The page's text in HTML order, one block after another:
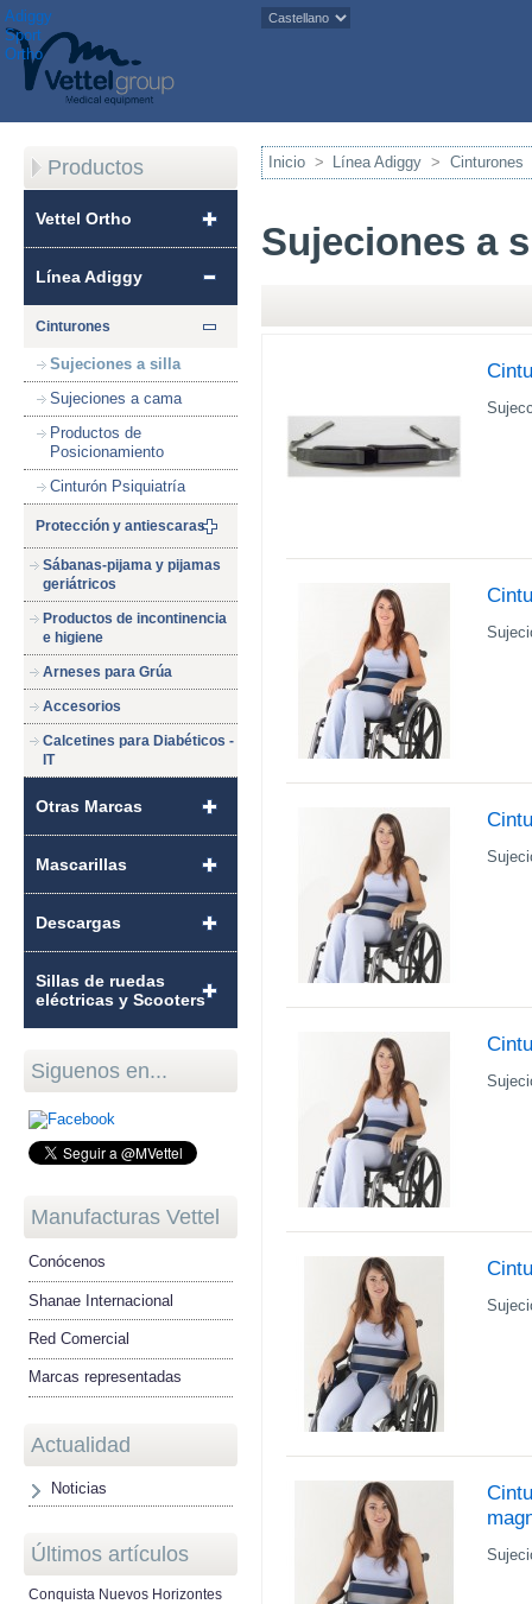
Adiggy
Sport
Ortho
Productos
Vettel Ortho
Línea Adiggy
Cinturones
Sujeciones a silla
Sujeciones a cama
Productos de
Posicionamiento
Cinturón Psiquiatría
Protección y antiescaras
Sábanas-pijama y pijamas
geriátricos
Productos de incontinencia
e higiene
Arneses para Grúa
Accesorios
Calcetines para Diabéticos -
IT
Otras Marcas
Mascarillas
Descargas
Sillas de ruedas
eléctricas y Scooters
Siguenos en...
Manufacturas Vettel
Conócenos
Shanae Internacional
Red Comercial
Marcas representadas
Actualidad
Noticias
Últimos artículos
Conquista Nuevos Horizontes
Inicio > Línea Adiggy > Cinturones
Sujeciones a